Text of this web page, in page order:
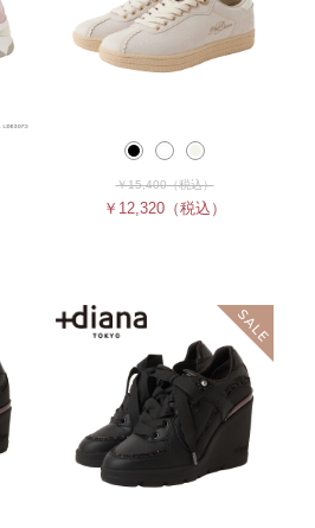
￥15,400（税込）
￥12,320 （税込）